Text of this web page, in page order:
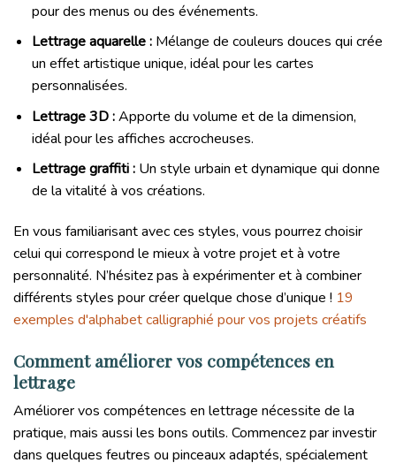
pour des menus ou des événements.
Lettrage aquarelle :Mélange de couleurs douces qui crée
un effet artistique unique, idéal pour les cartes
personnalisées.
Lettrage 3D :Apporte du volume et de la dimension,
idéal pour les affiches accrocheuses.
Lettrage graffiti :Un style urbain et dynamique qui donne
de la vitalité à vos créations.
En vous familiarisant avec ces styles, vous pourrez choisir
celui qui correspond le mieux à votre projet et à votre
personnalité. N’hésitez pas à expérimenter et à combiner
différents styles pour créer quelque chose d’unique ! 19
exemples d'alphabet calligraphié pour vos projets créatifs
Comment améliorer vos compétences en
lettrage
Améliorer vos compétences en lettrage nécessite de la
pratique, mais aussi les bons outils. Commencez par investir
dans quelques feutres ou pinceaux adaptés, spécialement